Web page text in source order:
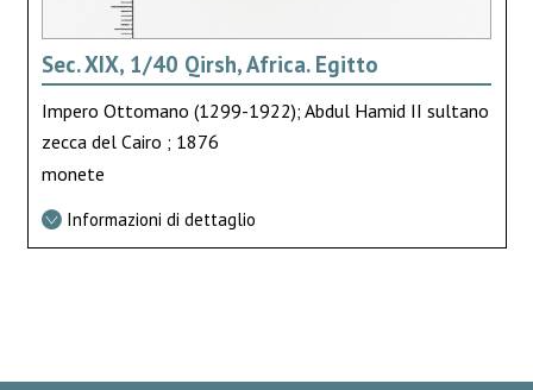
Sec. XIX, 1/40 Qirsh, Africa. Egitto
Impero Ottomano (1299-1922); Abdul Hamid II sultano
zecca del Cairo ; 1876
monete
Informazioni di dettaglio